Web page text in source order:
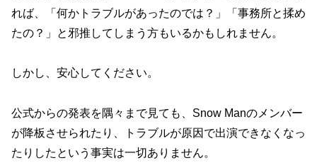
れば、「何かトラブルがあったのでは？」「事務所と揉め
たの？」と邪推してしまう方もいるかもしれません。
しかし、安心してください。
公式からの発表を隅々まで見ても、Snow Manのメンバー
が降板させられたり、トラブルが原因で出演できなくなっ
たりしたという事実は一切ありません。